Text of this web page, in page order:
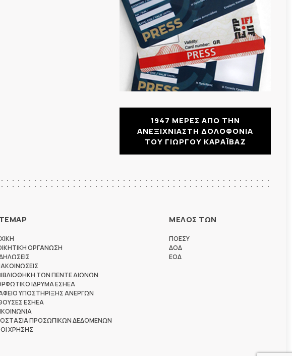
1947 ΜΕΡΕΣ ΑΠΟ ΤΗΝ
ΑΝΕΞΙΧΝΙΑΣΤΗ ΔΟΛΟΦΟΝΙΑ
ΤΟΥ ΓΙΩΡΓΟΥ ΚΑΡΑΪΒΑΖ
ΟΡΓΑΝΩΣΗ
ΤΩΝ ΠΕΝΤΕ ΑΙΩΝΩΝ
ΙΔΡΥΜΑ ΕΣΗΕΑ
ΥΠΟΣΤΗΡΙΞΗΣ ΑΝΕΡΓΩΝ
ΕΣΗΕΑ
ΠΡΟΣΩΠΙΚΩΝ ΔΕΔΟΜΕΝΩΝ
ΧΡΗΣΗΣ
ΜΕΛΟΣ ΤΩΝ
ΠΟΕΣΥ
ΔΟΔ
ΕΟΔ